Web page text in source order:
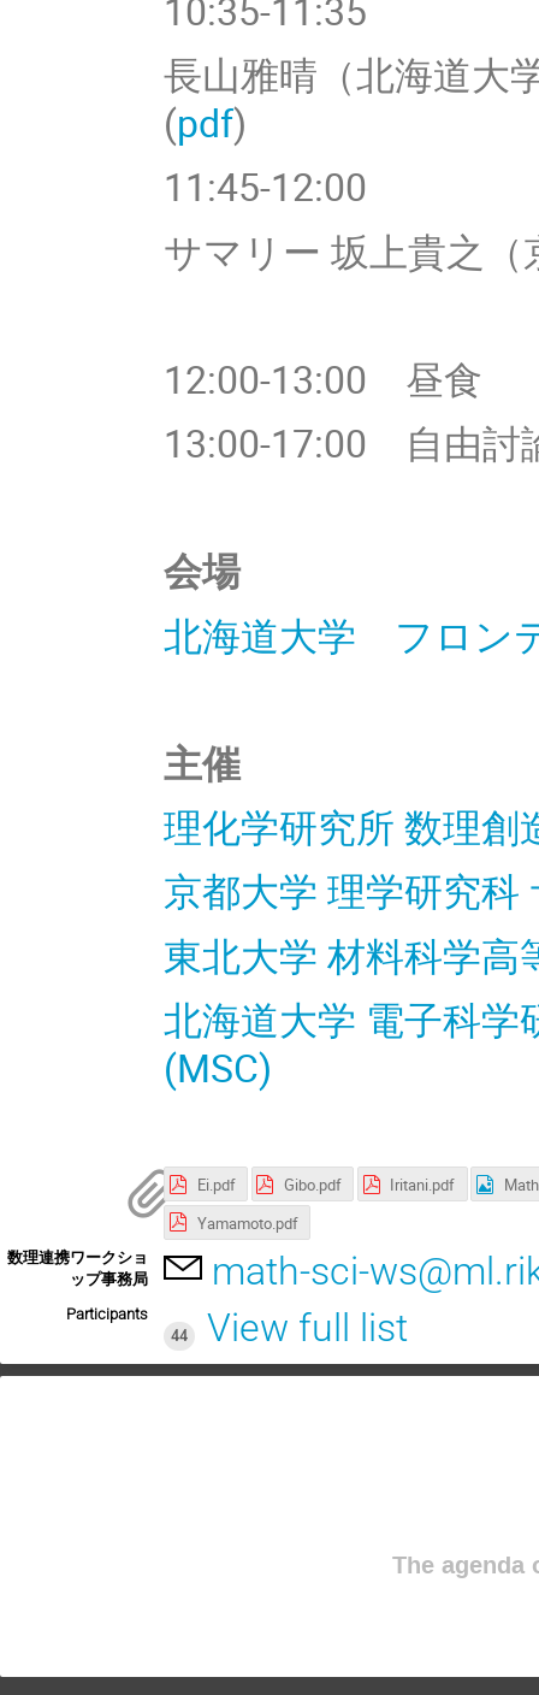
長山雅晴（北海道大
(pdf)
11:45-12:00
サマリー 坂上貴之
12:00-13:00 昼食
13:00-17:00 自由討
会場
北海道大学 フロン
主催
理化学研究所 数理
京都大学 理学研究科
東北大学 材料科学高
北海道大学 電子科
(MSC)
Ei.pdf Gibo.pdf Iritani.pdf
Yamamoto.pdf
数理連携ワークショ
ップ事務局
math-sci-
Participants
44
View full list
The